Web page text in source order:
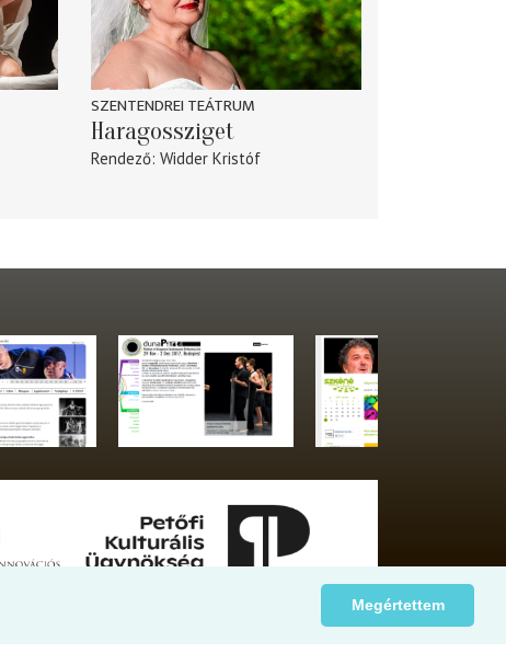
Megértettem
SZENTENDREI TEÁTRUM
Haragossziget
Rendező Widder Kristóf